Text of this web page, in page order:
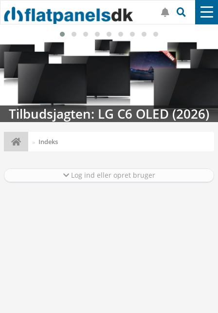
Tilbudsjagten: LG C6 OLED (2026)
Indeks
Log ind eller opret bruger